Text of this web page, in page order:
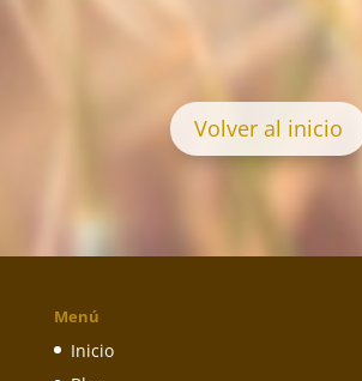
Volver al inicio
Menú
Inicio